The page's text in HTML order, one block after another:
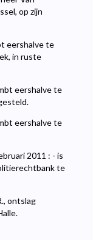
op zijn
eershalve te
in ruste
eershalve te
eershalve te
2011 : - is
te
ontslag